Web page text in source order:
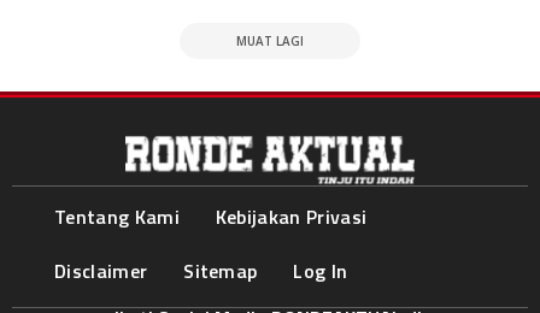
MUAT LAGI
Tentang Kami
Kebijakan Privasi
Disclaimer
Sitemap
Log In